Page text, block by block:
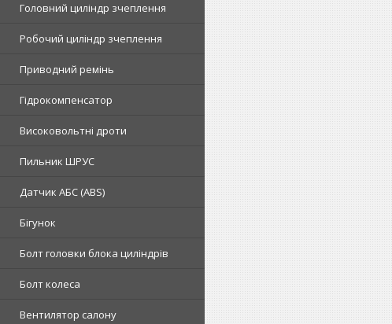
Головний циліндр зчеплення
Робочий циліндр зчеплення
Приводний ремінь
Гідрокомпенсатор
Високовольтні дроти
Пильник ШРУС
Датчик АБС (ABS)
Бігунок
Болт головки блока циліндрів
Болт колеса
Вентилятор салону